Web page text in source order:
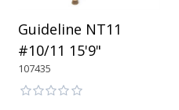
Guideline NT11
#10/11 15'9"
107435